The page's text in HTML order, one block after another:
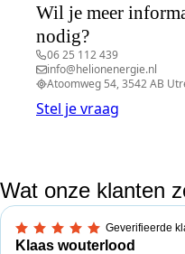
Wil je meer
nodig?
06 25 112 439
info@helionenergie.nl
Atoomweg 54, 3542 AB
Stel je vraag
Wat onze klanten
Geverifieerde
5,0 van 5 sterren
Klaas wouterlood